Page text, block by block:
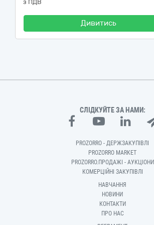
з ПДВ
Дивитись
СЛІДКУЙТЕ ЗА НАМИ:
PROZORRO - ДЕРЖЗАКУПІВЛІ
PROZORRO MARKET
PROZORRO.ПРОДАЖІ - АУКЦІОНИ
КОМЕРЦІЙНІ ЗАКУПІВЛІ
НАВЧАННЯ
НОВИНИ
КОНТАКТИ
ПРО НАС